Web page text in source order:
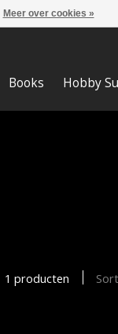
Books Hobby
1 producten
Meer over cookies »